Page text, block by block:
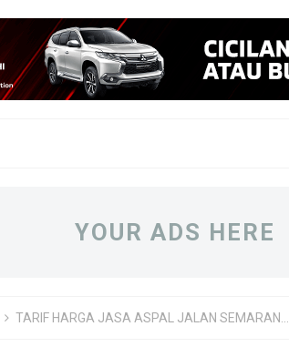
YOUR ADS HERE
TARIF HARGA JASA ASPAL JALAN SEMARANG PER M TERBARU